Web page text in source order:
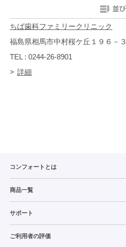
ちば歯科ファミリークリニック
福島県相馬市中村桜ケ丘１９６－３
TEL : 0244-26-8901
詳細
コンフォートとは
商品一覧
サポート
ご利用者の評価